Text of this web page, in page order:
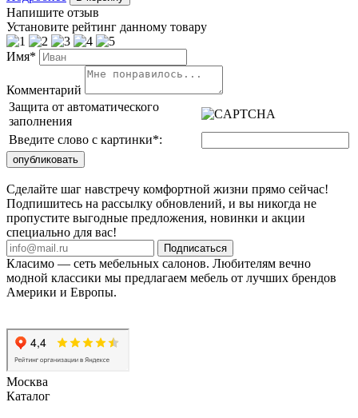
Напишите отзыв
Установите рейтинг данному товару
Имя*
Комментарий
Защита от автоматического
заполнения
Введите слово с картинки*:
Сделайте шаг навстречу комфортной жизни прямо сейчас!
Подпишитесь на рассылку обновлений, и вы никогда не
пропустите выгодные предложения, новинки и акции
специально для вас!
Подписаться
Класимо — cеть мебельных салонов. Любителям вечно
модной классики мы предлагаем мебель от лучших брендов
Америки и Европы.
Москва
Каталог